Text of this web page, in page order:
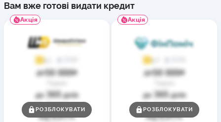
Вам вже готові видати кредит
Акція
4,1
до50 000₴
до 365днів
Ставка
від0,01%
РОЗБЛОКУВАТИ
Акція
4,7
до50 000₴
до 365днів
Ставка
від0,01%
РОЗБЛОКУВАТИ